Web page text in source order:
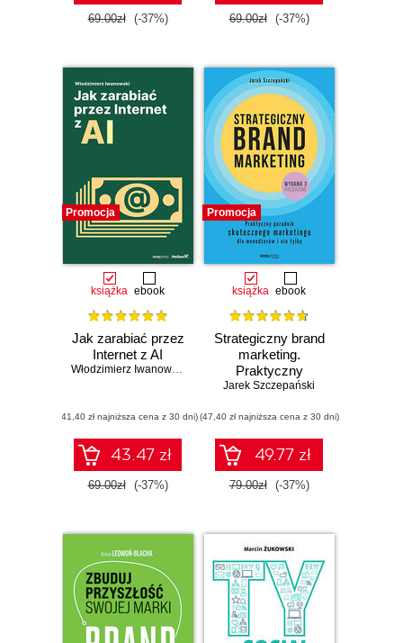
69.00zł (-37%) 69.00zł (-37%)
Promocja
książka ebook
Jak zarabiać przez
Internet z AI
Włodzimierz Iwanowski
(41,40 zł najniższa cena z 30 dni)
43.47 zł
69.00zł (-37%)
Promocja
książka ebook
Strategiczny brand
marketing.
Praktyczny
poradnik
marketingu dla
menedżerów i nie
tylko. Wydanie III
poszerzone
Jarek Szczepański
(47,40 zł najniższa cena z 30 dni)
49.77 zł
79.00zł (-37%)